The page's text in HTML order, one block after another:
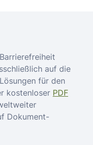
auf die
für den
kostenloser PDF
Dokument-